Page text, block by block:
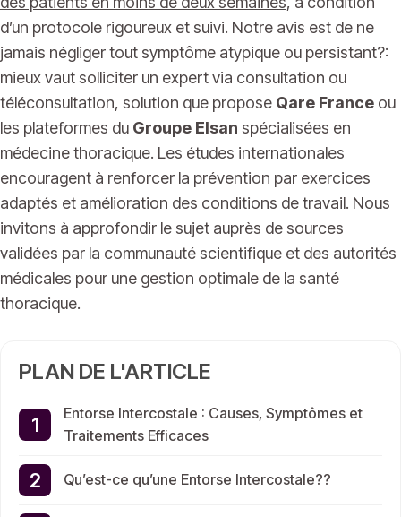
d’un protocole rigoureux et suivi. Notre avis est de ne
jamais négliger tout symptôme atypique ou persistant?:
mieux vaut solliciter un expert via consultation ou
téléconsultation, solution que propose Qare France ou
les plateformes du Groupe Elsan spécialisées en
médecine thoracique. Les études internationales
encouragent à renforcer la prévention par exercices
adaptés et amélioration des conditions de travail. Nous
invitons à approfondir le sujet auprès de sources
validées par la communauté scientifique et des autorités
médicales pour une gestion optimale de la santé
thoracique.
PLAN DE L'ARTICLE
Entorse Intercostale : Causes, Symptômes et
Traitements Efficaces
Qu’est-ce qu’une Entorse Intercostale??